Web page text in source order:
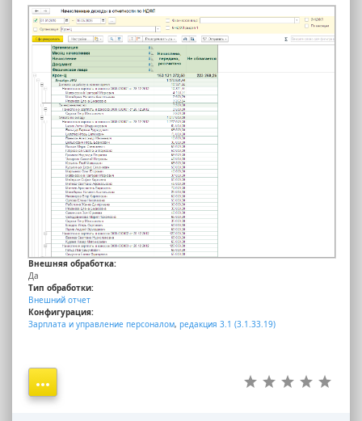
Внешняя обработка:
Да
Тип обработки:
Внешний отчет
Конфигурация:
Зарплата и управление персоналом, редакция 3.1 (3.1.33.19)